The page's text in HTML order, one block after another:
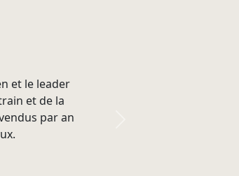
et le leader
et de la
par an